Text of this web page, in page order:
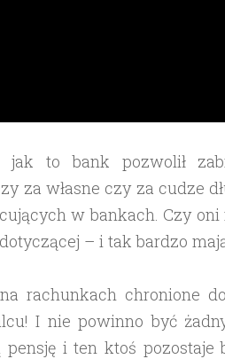
jak to bank pozwolił
za własne czy za cudze
w bankach. Czy oni
– i tak bardzo
rachunkach chronione do
I nie powinno być
i ten ktoś pozostaje